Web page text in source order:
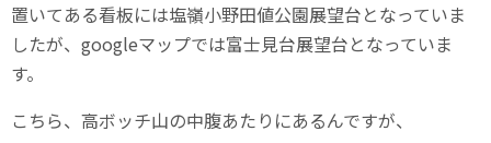
置いてある看板には塩嶺小野田値公園展望台となっていま
したが、googleマップでは富士見台展望台となっていま
す。
こちら、高ボッチ山の中腹あたりにあるんですが、